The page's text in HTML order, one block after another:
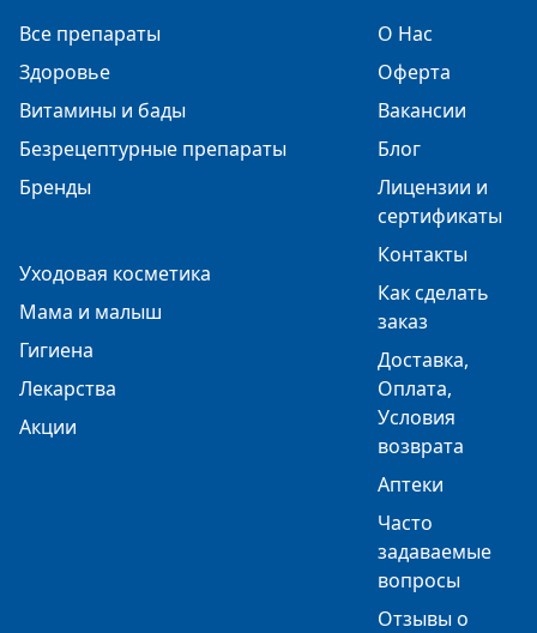
Все препараты
Здоровье
Витамины и бады
Безрецептурные препараты
Бренды
Уходовая косметика
Мама и малыш
Гигиена
Лекарства
Акции
О Нас
Оферта
Вакансии
Блог
Лицензии и
сертификаты
Контакты
Как сделать
заказ
Доставка,
Оплата,
Условия
возврата
Аптеки
Часто
задаваемые
вопросы
Отзывы о